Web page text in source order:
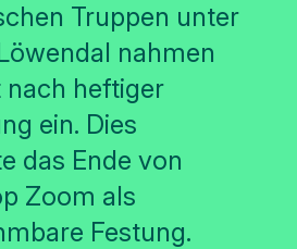
Truppen unter
nahmen
nach heftiger
ein. Dies
das Ende von
Zoom als
Festung.